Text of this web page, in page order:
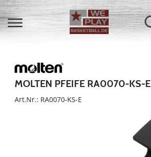
MOLTEN PFEIFE RA0070-KS-E
Art.Nr.: RA0070-KS-E